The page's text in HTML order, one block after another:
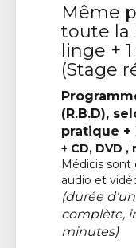
Même
toute la
linge +
(Stage
(R.B.D),
pratique +
+ CD, DVD
Médicis
audio et
(durée
complète,
minutes)